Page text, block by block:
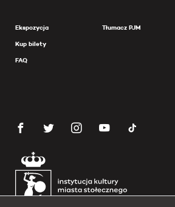
Ekspozycja
Kup bilety
FAQ
Tłumacz PJM